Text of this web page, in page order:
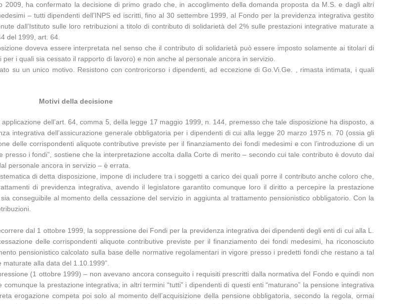
ha confermato la decisione di primo grado che, in accoglimento della domanda proposta da M.S. e dagli altri
– tutti dipendenti dell’INPS ed iscritti, fino al 30 settembre 1999, al Fondo per la previdenza integrativa gestito
dall’Istituto sulle loro retribuzioni a titolo di contributo di solidarietà del 2% sulle prestazioni integrative maturate a
del 1999, art. 64.
doveva essere interpretata nel senso che il contributo di solidarietà può essere imposto solamente ai titolari di
i quali sia cessato il rapporto di lavoro) e non anche al personale ancora in servizio.
su un unico motivo. Resistono con controricorso i dipendenti, ad eccezione di Go.Vi.Ge. , rimasta intimata, i quali
Motivi della decisione
dell’art. 64, comma 5, della legge 17 maggio 1999, n. 144, premesso che tale disposizione ha disposto, a
integrativa dell’assicurazione generale obbligatoria per i dipendenti di cui alla legge 20 marzo 1975 n. 70 (ossia gli
delle corrispondenti aliquote contributive previste per il finanziamento dei fondi medesimi e con l’introduzione di un
i fondi”, sostiene che la interpretazione accolta dalla Corte di merito – secondo cui tale contributo è dovuto dai
personale ancora in servizio – è errata.
di detta disposizione, impone di includere tra i soggetti a carico dei quali porre il contributo anche coloro che,
di previdenza integrativa, avendo il legislatore garantito comunque loro il diritto a percepire la prestazione
conseguibile al momento della cessazione del servizio in aggiunta al trattamento pensionistico obbligatorio. Con la
dal 1 ottobre 1999, la soppressione dei Fondi per la previdenza integrativa dei dipendenti degli enti di cui alla L.
delle corrispondenti aliquote contributive previste per il finanziamento dei fondi medesimi, ha riconosciuto
pensionistico calcolato sulla base delle normative regolamentari in vigore presso i predetti fondi che restano a tal
alla data del 1.10.1999”.
(1 ottobre 1999) – non avevano ancora conseguito i requisiti prescritti dalla normativa del Fondo e quindi non
la prestazione integrativa; in altri termini “tutti” i dipendenti di questi enti “maturano” la pensione integrativa
erogazione competa poi solo al momento dell’acquisizione della pensione obbligatoria, secondo la regola, ormai